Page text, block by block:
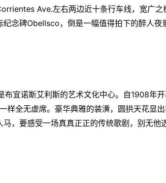
Ave.左右两边近十条行车线，宽广之
念碑Obellsco，倒是一幅值得拍下的醉人夜
布宜诺斯艾利斯的艺术文化中心。自1908年
样全无虚席。豪华典雅的装潢，圆拱天花显
，要感受一场真真正正的传统歌剧，别无他选